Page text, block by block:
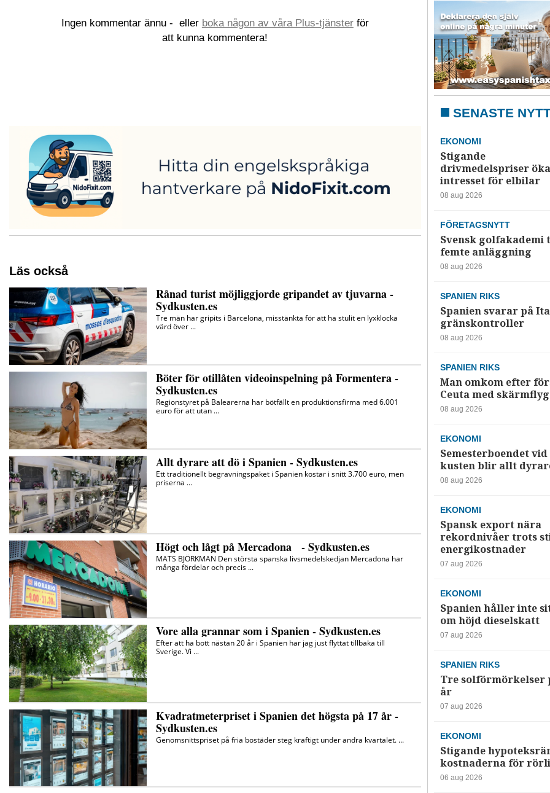
Ingen kommentar ännu - eller boka någon av våra Plus-tjänsterför
att kunna kommentera!
SENASTE
EKONOMI
Stigande
drivmedelspriser
intresset för elbilar
08 aug 2026
FÖRETAGSNYTT
Svensk golfakademi
femte anläggning
08 aug 2026
SPANIEN RIKS
Spanien svarar på
gränskontroller
08 aug 2026
SPANIEN RIKS
Man omkom efter
Ceuta med
08 aug 2026
EKONOMI
Semesterboendet
kusten blir allt
08 aug 2026
EKONOMI
Spansk export nära
rekordnivåer trots
energikostnader
07 aug 2026
EKONOMI
Spanien håller inte
om höjd dieselskatt
07 aug 2026
SPANIEN RIKS
Tre solförmörkelser
år
07 aug 2026
EKONOMI
Stigande
kostnaderna för
06 aug 2026